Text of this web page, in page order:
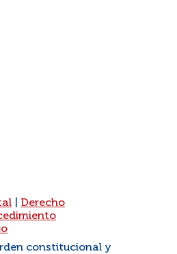
Derecho
constitucional y